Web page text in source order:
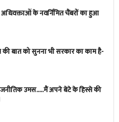
के नवर्निमित चैंबरों का हुआ
की बात को सुनना भी सरकार का काम है-
उमस…..मैं अपने बेटे के हिस्से की